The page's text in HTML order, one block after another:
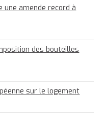
une amende record à
des bouteilles
sur le logement